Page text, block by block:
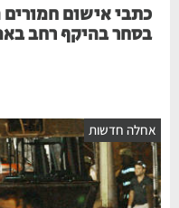
בסחר בהיקף רחב
אחלה חדשות